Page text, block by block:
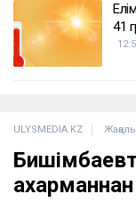
41
ULYSMEDIA.KZ